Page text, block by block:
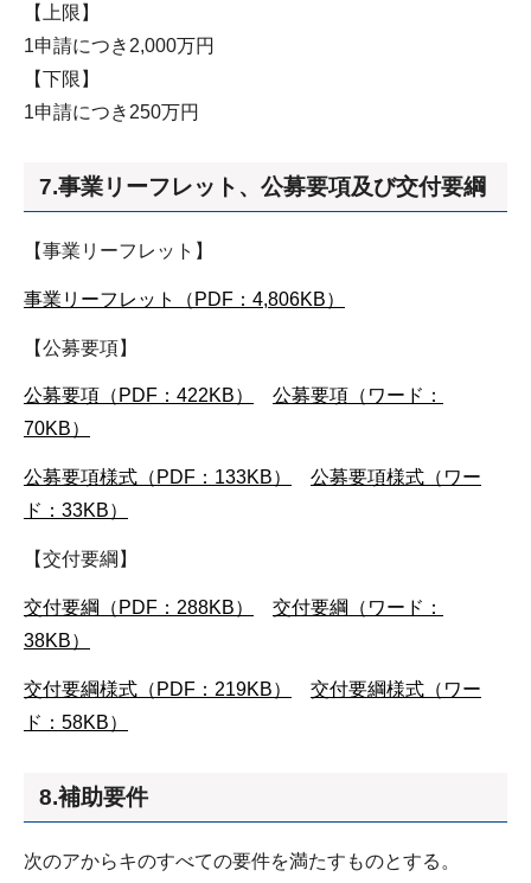
【上限】
1申請につき2,000万円
【下限】
1申請につき250万円
7.事業リーフレット、公募要項及び交付要綱
【事業リーフレット】
事業リーフレット（PDF：4,806KB）
【公募要項】
公募要項（PDF：422KB）
公募要項（ワード：
70KB）
公募要項様式（PDF：133KB）
公募要項様式（ワー
ド：33KB）
【交付要綱】
交付要綱（PDF：288KB）
交付要綱（ワード：
38KB）
交付要綱様式（PDF：219KB）
交付要綱様式（ワー
ド：58KB）
8.補助要件
次のアからキのすべての要件を満たすものとする。